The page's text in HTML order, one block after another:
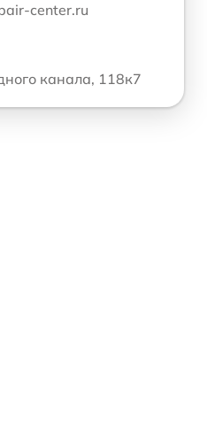
center.ru
канала, 118к7